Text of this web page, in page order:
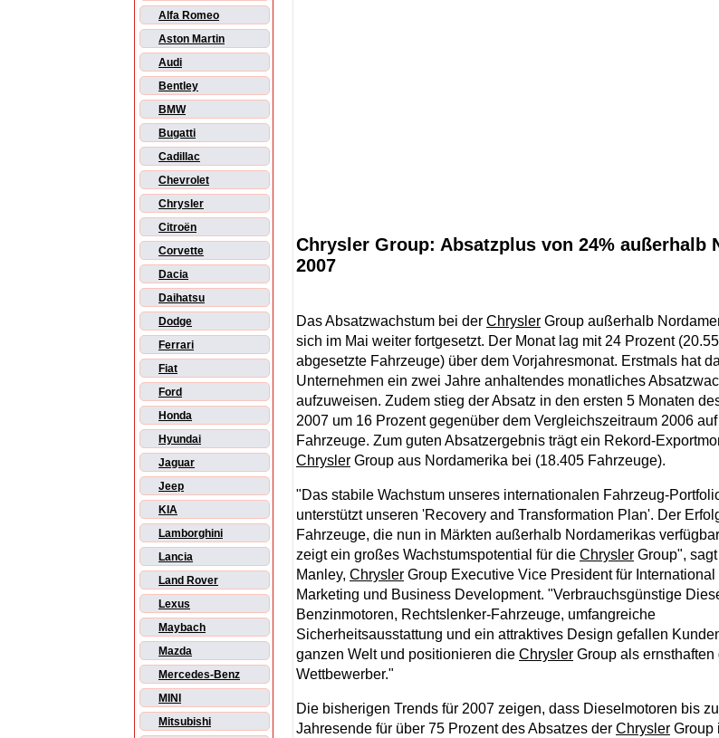
Alfa Romeo
Aston Martin
Audi
Bentley
BMW
Bugatti
Cadillac
Chevrolet
Chrysler
Citroën
Corvette
Dacia
Daihatsu
Dodge
Ferrari
Fiat
Ford
Honda
Hyundai
Jaguar
Jeep
KIA
Lamborghini
Lancia
Land Rover
Lexus
Maybach
Mazda
Mercedes-Benz
MINI
Mitsubishi
Chrysler Group: Absatzplus von 24% außerhalb
2007
Das Absatzwachstum bei der Chrysler Group außerhalb
sich im Mai weiter fortgesetzt. Der Monat lag mit 24 Prozent
abgesetzte Fahrzeuge) über dem Vorjahresmonat. Erstmals hat
Unternehmen ein zwei Jahre anhaltendes monatliches
aufzuweisen. Zudem stieg der Absatz in den ersten 5 Monaten
2007 um 16 Prozent gegenüber dem Vergleichszeitraum 2006
Fahrzeuge. Zum guten Absatzergebnis trägt ein Rekord-
Chrysler Group aus Nordamerika bei (18.405 Fahrzeuge).
"Das stabile Wachstum unseres internationalen Fahrzeug-
unterstützt unseren 'Recovery and Transformation Plan'. Der
Fahrzeuge, die nun in Märkten außerhalb Nordamerikas
zeigt ein großes Wachstumspotential für die Chrysler Group",
Manley, Chrysler Group Executive Vice President für International
Marketing und Business Development. "Verbrauchsgünstige
Benzinmotoren, Rechtslenker-Fahrzeuge, umfangreiche
Sicherheitsausstattung und ein attraktives Design gefallen
ganzen Welt und positionieren die Chrysler Group als ernsthaften
Wettbewerber."
Die bisherigen Trends für 2007 zeigen, dass Dieselmotoren bis
Jahresende für über 75 Prozent des Absatzes der Chrysler Group